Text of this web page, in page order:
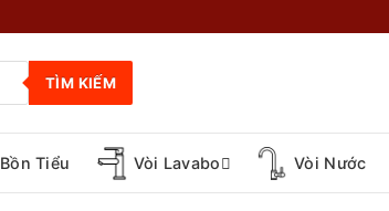
TÌM KIẾM
Bồn Tiểu Vòi Lavabo Vòi Nước